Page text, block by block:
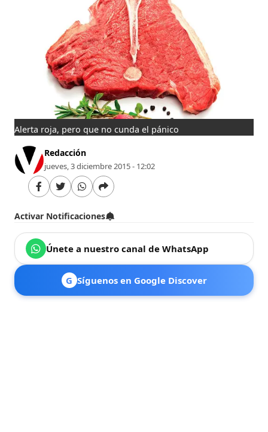
Alerta roja, pero que no cunda el pánico
Redacción
jueves, 3 diciembre 2015 - 12:02
Activar Notificaciones
Únete a nuestro canal de WhatsApp
G Síguenos en Google Discover